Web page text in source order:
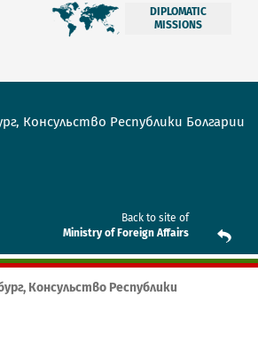
DIPLOMATIC
MISSIONS
Консульство Республики Болгарии
Back to site of
Ministry of Foreign Affairs
Консульство Республики